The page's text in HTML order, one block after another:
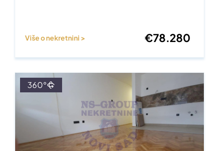
Više o nekretnini > €78.280
360°